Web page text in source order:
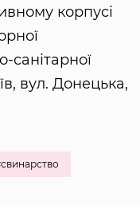
корпусі
санітарної
вул. Донецька,